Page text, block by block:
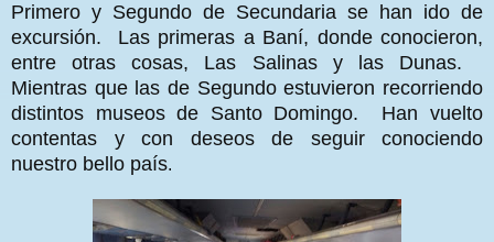
Primero y Segundo de Secundaria se han ido de
excursión. Las primeras a Baní, donde conocieron,
entre otras cosas, Las Salinas y las Dunas.
Mientras que las de Segundo estuvieron recorriendo
distintos museos de Santo Domingo. Han vuelto
contentas y con deseos de seguir conociendo
nuestro bello país.